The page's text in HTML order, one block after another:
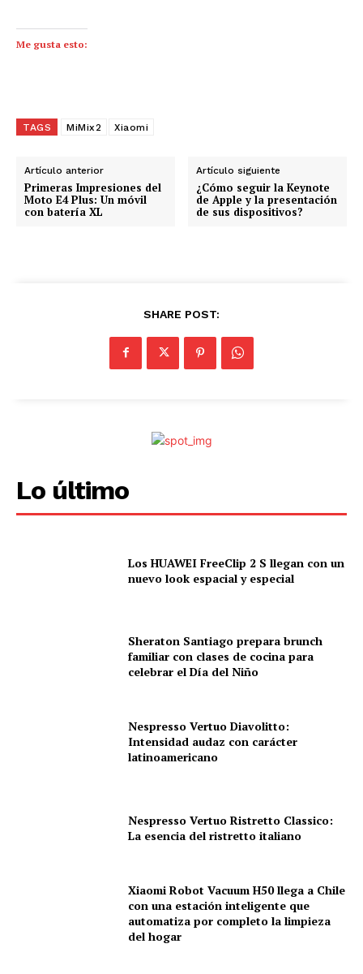
Me gusta esto:
TAGS MiMix2 Xiaomi
Artículo anterior
Primeras Impresiones del
Moto E4 Plus: Un móvil
con batería XL
Artículo siguiente
¿Cómo seguir la Keynote
de Apple y la presentación
de sus dispositivos?
SHARE POST:
Lo último
Los HUAWEI FreeClip 2 S llegan con un
nuevo look espacial y especial
Sheraton Santiago prepara brunch
familiar con clases de cocina para
celebrar el Día del Niño
Nespresso Vertuo Diavolitto:
Intensidad audaz con carácter
latinoamericano
Nespresso Vertuo Ristretto Classico:
La esencia del ristretto italiano
Xiaomi Robot Vacuum H50 llega a Chile
con una estación inteligente que
automatiza por completo la limpieza
del hogar